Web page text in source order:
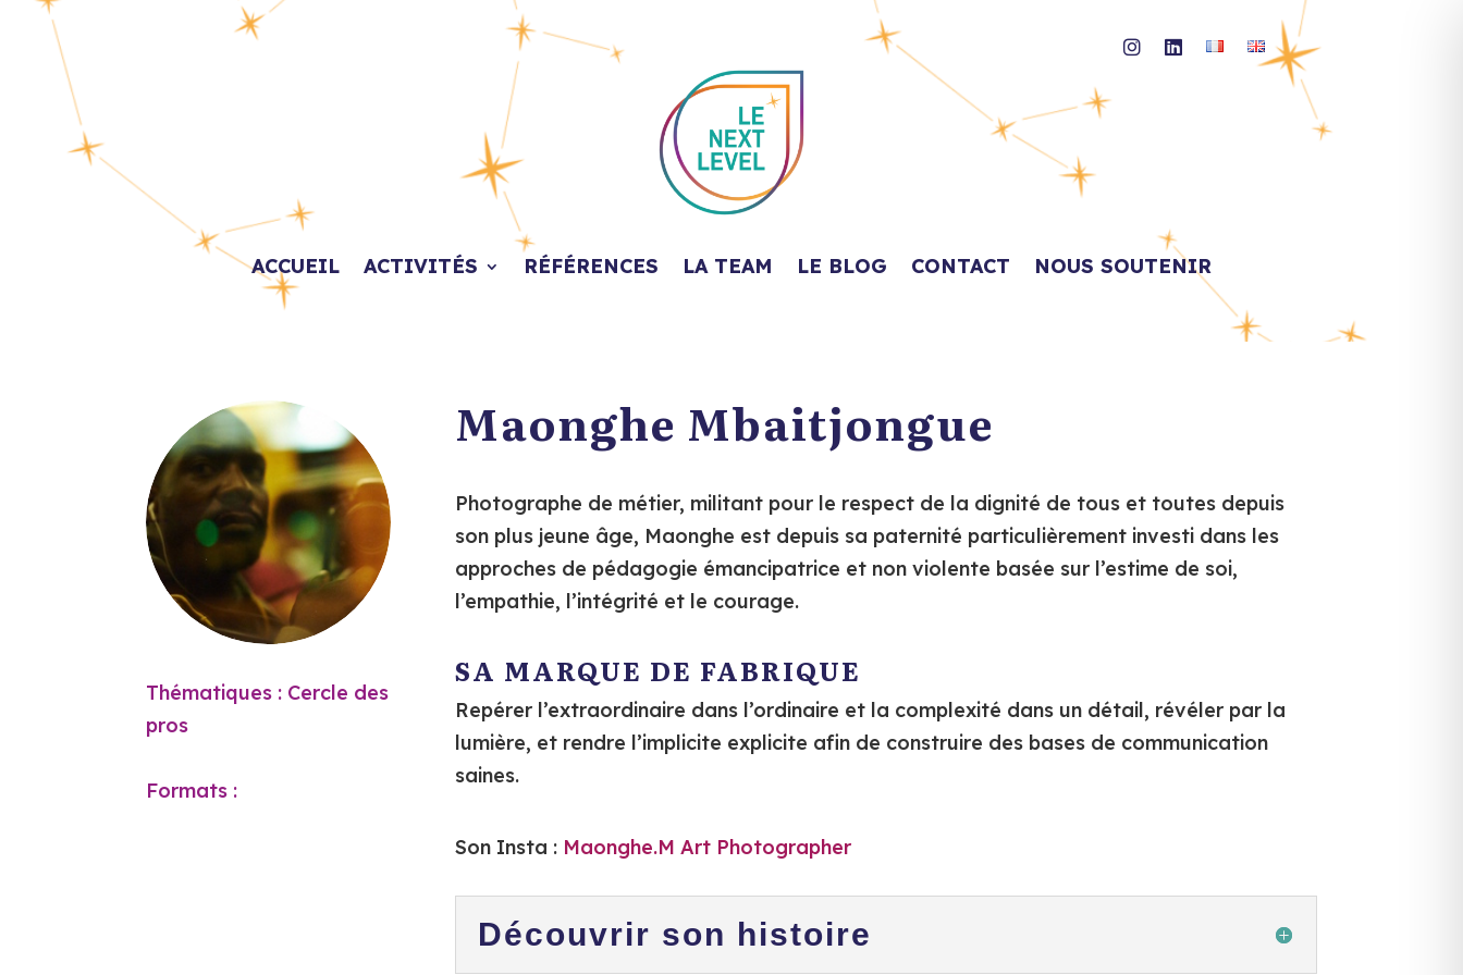
ACCUEIL ACTIVITÉS RÉFÉRENCES LA TEAM LE BLOG CONTACT NOUS SOUTENIR
Thématiques : Cercle des
pros
Formats :
Maonghe Mbaitjongue
Photographe de métier, militant pour le respect de la dignité de tous et toutes depuis
son plus jeune âge, Maonghe est depuis sa paternité particulièrement investi dans les
approches de pédagogie émancipatrice et non violente basée sur l’estime de soi,
l’empathie, l’intégrité et le courage.
SA MARQUE DE FABRIQUE
Repérer l’extraordinaire dans l’ordinaire et la complexité dans un détail, révéler par la
lumière, et rendre l’implicite explicite afin de construire des bases de communication
saines.
Son Insta : Maonghe.M Art Photographer
Découvrir son histoire